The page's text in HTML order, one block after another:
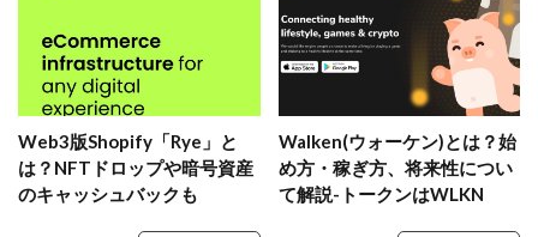
Web3版Shopify「Rye」と
は？NFTドロップや暗号資産
のキャッシュバックも
Walken(ウォーケン)とは？始
め方・稼ぎ方、将来性につい
て解説-トークンはWLKN